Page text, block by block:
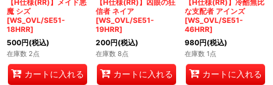
【H仕様(RR)】メイド悪
魔 シズ
[WS_OVL/SE51-
18HRR]
500円(税込)
在庫数 2点
カートに入れる
【H仕様(RR)】凶眼の狂
信者 ネイア
[WS_OVL/SE51-
19HRR]
200円(税込)
在庫数 8点
カートに入れる
【H仕様(RR)】冷酷無比
な支配者 アインズ
[WS_OVL/SE51-
46HRR]
980円(税込)
在庫数 1点
カートに入れる